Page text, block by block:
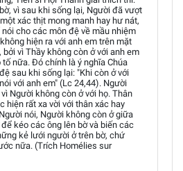
vì sau khi sống lại, Người đã vượt
xác thịt mong manh hay hư nát,
cho các môn đệ về mầu nhiệm
hiện ra với anh em trên mặt
bởi vì Thầy không còn ở với anh em
nữa. Đó chính là ý nghĩa Chúa
sau khi sống lại: "Khi còn ở với
với anh em" (Lc 24,44). Người
Người không còn ở với họ. Thân
hiện rất xa vời với thân xác hay
nói, Người không còn ở giữa
kéo các ông lên bờ và biến các
kẻ lưới người ở trên bờ, chứ
nữa. (Trích Homélies sur